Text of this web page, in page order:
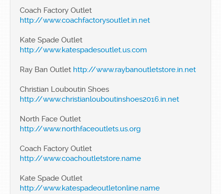
Coach Factory Outlet
http://www.coachfactorysoutlet.in.net
Kate Spade Outlet
http://www.katespadesoutlet.us.com
Ray Ban Outlet http://www.raybanoutletstore.in.net
Christian Louboutin Shoes
http://www.christianlouboutinshoes2016.in.net
North Face Outlet
http://www.northfaceoutlets.us.org
Coach Factory Outlet
http://www.coachoutletstore.name
Kate Spade Outlet
http://www.katespadeoutletonline.name